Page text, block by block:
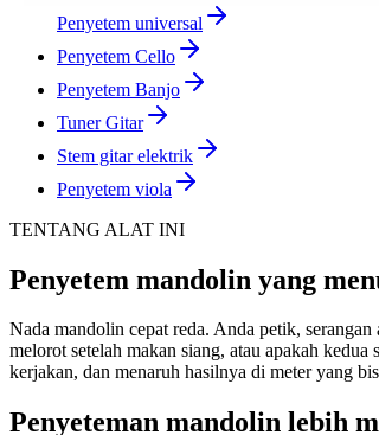
Penyetem universal
Penyetem Cello
Penyetem Banjo
Tuner Gitar
Stem gitar elektrik
Penyetem viola
TENTANG ALAT INI
Penyetem mandolin yang
Nada mandolin cepat reda. Anda petik,
melorot setelah makan siang, atau apakah
kerjakan, dan menaruh hasilnya di meter yang
Penyeteman mandolin lebih